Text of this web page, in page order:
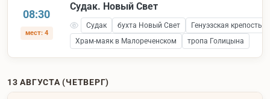
08:30
мест: 4
Судак. Новый Свет
Судак бухта Новый Свет
Генуэзская крепость
Храм-маяк в Малореченском
тропа Голицына
13 АВГУСТА (ЧЕТВЕРГ)